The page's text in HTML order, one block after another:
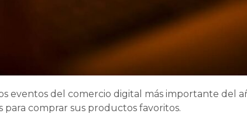
eventos del comercio digital más importante del
para comprar sus productos favoritos.